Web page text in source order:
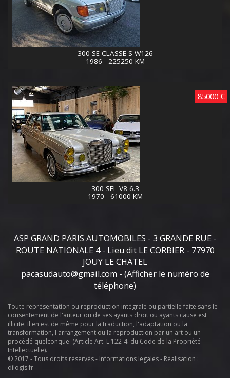
300 SE CLASSE S W126
1986 - 225250 KM
85000 €
300 SEL V8 6.3
1970 - 61000 KM
ASP GRAND PARIS AUTOMOBILES - 3 GRANDE RUE -
ROUTE NATIONALE 4 - Lieu dit LE CORBIER - 77970
JOUY LE CHATEL
pacasudauto@gmail.com - (Afficher le numéro de
téléphone)
Toute représentation ou reproduction intégrale ou partielle faite sans le
consentement de l'auteur ou de ses ayants droit ou ayants cause est
illicite. Il en est de même pour la traduction, l'adaptation ou la
transformation, l'arrangement ou la reproduction par un art ou un
procédé quelconque. (Article Art. L 122-4. du Code de la Propriété
Intellectuelle).
© 2017 - Tous droits réservés - Informations legales- Réalisation :
dilogis.fr